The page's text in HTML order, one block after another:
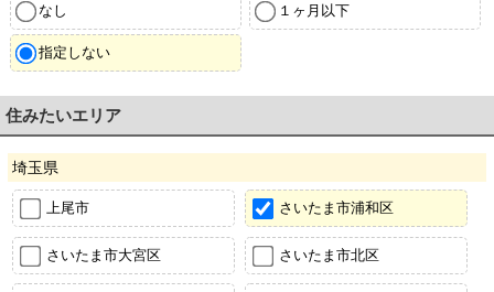
なし １ヶ月以下
指定しない
住みたいエリア
埼玉県
上尾市 さいたま市浦和区
さいたま市大宮区 さいたま市北区